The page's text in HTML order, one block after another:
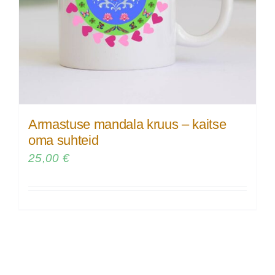
Armastuse mandala kruus – kaitse
oma suhteid
25,00 €